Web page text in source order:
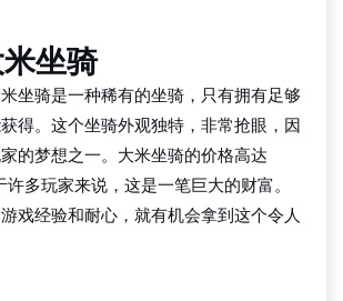
坐骑
坐骑是一种稀有的坐骑，只有拥有足够
得。这个坐骑外观独特，非常抢眼，因
的梦想之一。大米坐骑的价格高达
多玩家来说，这是一笔巨大的财富。
戏经验和耐心，就有机会拿到这个令人